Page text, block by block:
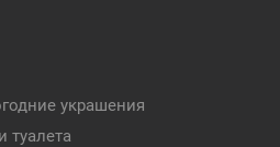
украшения
туалета